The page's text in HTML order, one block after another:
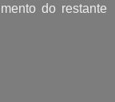
do restante